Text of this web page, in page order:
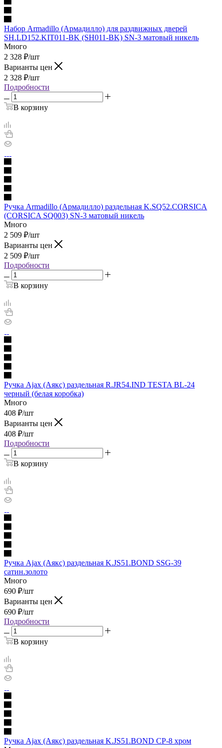
Набор Armadillo (Армадилло) для раздвижных дверей
SH.LD152.KIT011-BK (SH011-BK) SN-3 матовый никель
Много
2 328 ₽/шт
Варианты цен
2 328 ₽/шт
Подробности
В корзину
Ручка Armadillo (Армадилло) раздельная K.SQ52.CORSICA
(CORSICA SQ003) SN-3 матовый никель
Много
2 509 ₽/шт
Варианты цен
2 509 ₽/шт
Подробности
В корзину
Ручка Ajax (Аякс) раздельная R.JR54.IND TESTA BL-24
черный (белая коробка)
Много
408 ₽/шт
Варианты цен
408 ₽/шт
Подробности
В корзину
Ручка Ajax (Аякс) раздельная K.JS51.BOND SSG-39
сатин.золото
Много
690 ₽/шт
Варианты цен
690 ₽/шт
Подробности
В корзину
Ручка Ajax (Аякс) раздельная K.JS51.BOND CP-8 хром